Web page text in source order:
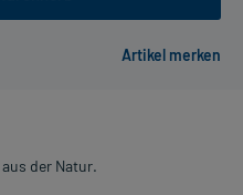
der Natur.